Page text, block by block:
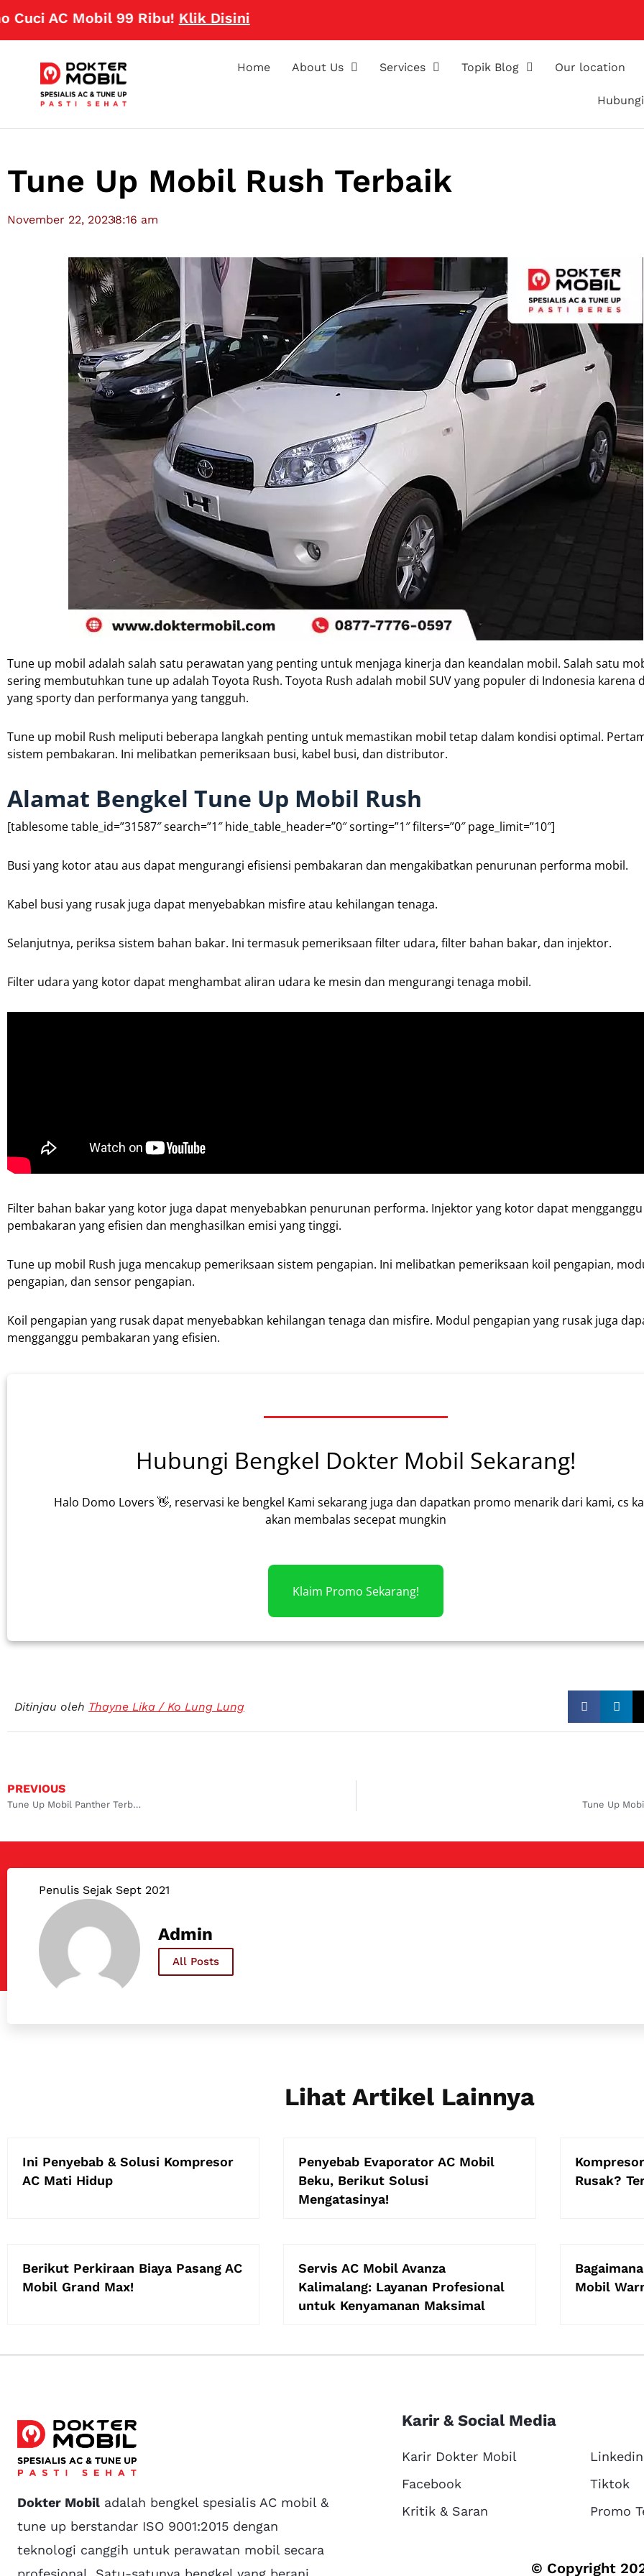
AC Mobil 99 Ribu! Klik Disini
Home About Us Services Topik Blog Our location
Tune Up Mobil Rush Terbaik
November 22, 20238:16 am
Tune up mobil adalah salah satu perawatan yang penting untuk menjaga kinerja dan keandalan mobil. Salah satu
sering membutuhkan tune up adalah Toyota Rush. Toyota Rush adalah mobil SUV yang populer di Indonesia karena
yang sporty dan performanya yang tangguh.
Tune up mobil Rush meliputi beberapa langkah penting untuk memastikan mobil tetap dalam kondisi optimal.
sistem pembakaran. Ini melibatkan pemeriksaan busi, kabel busi, dan distributor.
Alamat Bengkel Tune Up Mobil Rush
[tablesome table_id=”31587″ search=”1″ hide_table_header=”0″ sorting=”1″ filters=”0″ page_limit=”10″]
Busi yang kotor atau aus dapat mengurangi efisiensi pembakaran dan mengakibatkan penurunan performa mobil.
Kabel busi yang rusak juga dapat menyebabkan misfire atau kehilangan tenaga.
Selanjutnya, periksa sistem bahan bakar. Ini termasuk pemeriksaan filter udara, filter bahan bakar, dan injektor.
Filter udara yang kotor dapat menghambat aliran udara ke mesin dan mengurangi tenaga mobil.
Filter bahan bakar yang kotor juga dapat menyebabkan penurunan performa. Injektor yang kotor dapat mengganggu
pembakaran yang efisien dan menghasilkan emisi yang tinggi.
Tune up mobil Rush juga mencakup pemeriksaan sistem pengapian. Ini melibatkan pemeriksaan koil pengapian,
pengapian, dan sensor pengapian.
Koil pengapian yang rusak dapat menyebabkan kehilangan tenaga dan misfire. Modul pengapian yang rusak juga
mengganggu pembakaran yang efisien.
Hubungi Bengkel Dokter Mobil Sekarang!
Halo Domo Lovers 👋, reservasi ke bengkel Kami sekarang juga dan dapatkan promo menarik dari kami, cs
akan membalas secepat mungkin
Klaim Promo Sekarang!
Ditinjau oleh Thayne Lika / Ko Lung Lung
PREVIOUS
Tune Up Mobil Panther Terbaik
Penulis Sejak Sept 2021
Admin
All Posts
Lihat Artikel Lainnya
Ini Penyebab & Solusi Kompresor
AC Mati Hidup
Penyebab Evaporator AC Mobil
Beku, Berikut Solusi
Mengatasinya!
Rusak?
Berikut Perkiraan Biaya Pasang AC
Mobil Grand Max!
Servis AC Mobil Avanza
Kalimalang: Layanan Profesional
untuk Kenyamanan Maksimal
Mobil
Dokter Mobil adalah bengkel spesialis AC mobil &
tune up berstandar ISO 9001:2015 dengan
teknologi canggih untuk perawatan mobil secara
Karir & Social Media
Karir Dokter Mobil
Linkedin
Facebook
Tiktok
Kritik & Saran
Promo
© Copyright